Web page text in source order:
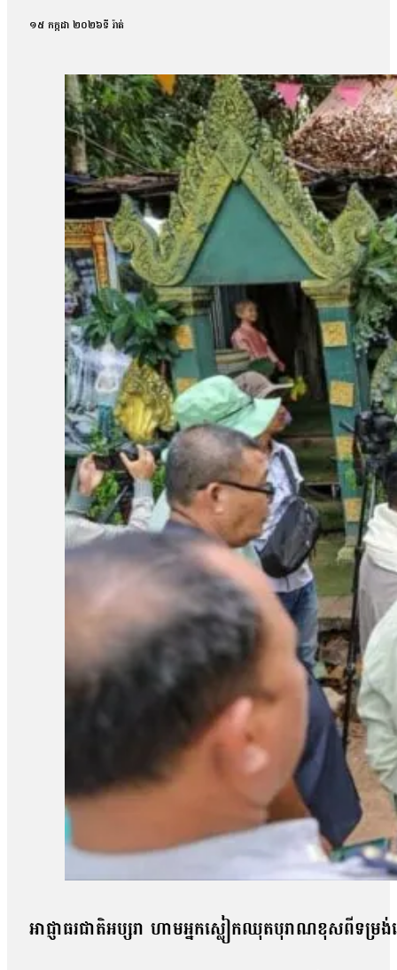
១៥ កក្កដា ២០២៦ទី រ៉ាត់
អាជ្ញាធរជាតិអប្សរា ហាមអ្នកស្លៀកឈុតបុរាណខុសពីទម្រង់